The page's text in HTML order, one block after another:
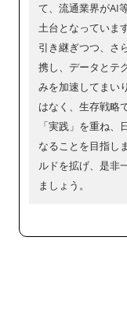
て、流通業界がAI
土台となっていま
引き継ぎつつ、さ
携し、データとテ
みを加速してまい
はなく、生存戦略
「実践」を重ね
なることを目指し
ルドを拡げ、是非
ましょう。